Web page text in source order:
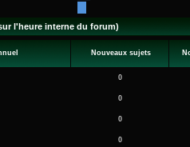
l'heure interne du forum)
Nouveaux sujets
0
0
0
0